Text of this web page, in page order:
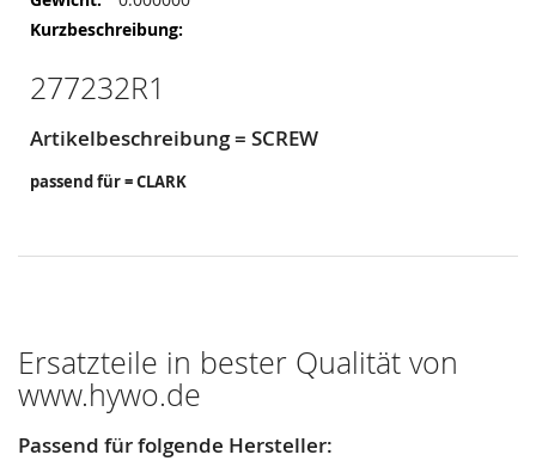
Informationen
277232R1
Artikelbeschreibung = SCREW
passend für = CLARK
Ersatzteile in bester Qualität von
www.hywo.de
Passend für folgende Hersteller: